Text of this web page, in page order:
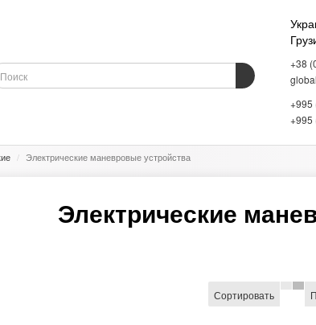
+38
+995
+995
СКЛАДСКОЕ
Электрические маневровые устройства
Электрические
Сортировать